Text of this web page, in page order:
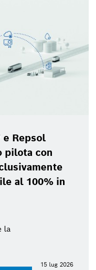
e Repsol
pilota con
al 100% in
la
15 lug 2026